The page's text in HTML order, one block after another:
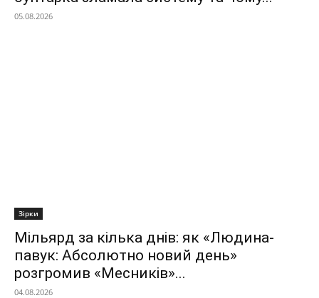
05.08.2026
Зірки
Мільярд за кілька днів: як «Людина-
павук: Абсолютно новий день»
розгромив «Месників»...
04.08.2026